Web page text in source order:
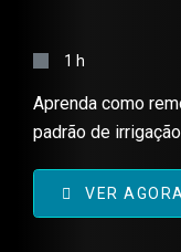
1 h
Aprenda como
padrão de
limpa, organizada
VER AGORA